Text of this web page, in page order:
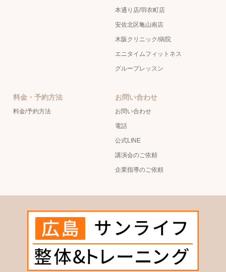
本通り店/羽衣町店
安佐北区亀山南店
木阪クリニック/病院
エニタイムフィットネス
グループレッスン
料金・予約方法
料金/予約方法
お問い合わせ
お問い合わせ
電話
公式LINE
講演会のご依頼
企業指導のご依頼